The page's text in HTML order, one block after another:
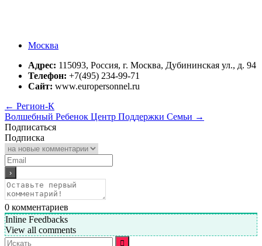
Москва
Адрес: 115093, Россия, г. Москва, Дубининская ул., д. 94
Телефон: +7(495) 234-99-71
Сайт: www.europersonnel.ru
← Регион-К
Волшебный Ребенок Центр Поддержки Семьи →
Подписаться
Подписка
0 комментариев
Inline Feedbacks
View all comments
Искать: